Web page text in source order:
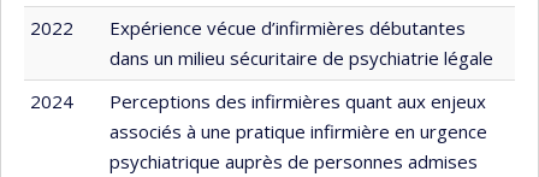
2022
Expérience vécue d’infirmières débutantes
dans un milieu sécuritaire de psychiatrie légale
2024
Perceptions des infirmières quant aux enjeux
associés à une pratique infirmière en urgence
psychiatrique auprès de personnes admises